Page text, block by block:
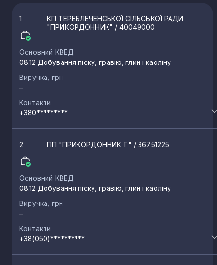
1
КП ТЕРЕБЛЕЧЕНСЬКОЇ СІЛЬСЬКОЇ РАДИ
"ПРИКОРДОННИК" / 40049000
Основний КВЕД
08.12 Добування піску, гравію, глин і каоліну
Виручка, грн
–
Контакти
+380*********
2 ПП "ПРИКОРДОННИК Т" / 36751225
Основний КВЕД
08.12 Добування піску, гравію, глин і каоліну
Виручка, грн
–
Контакти
+38(050)**********